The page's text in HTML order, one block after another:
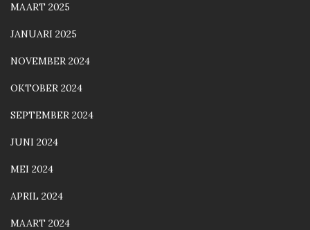
MAART 2025
JANUARI 2025
NOVEMBER 2024
OKTOBER 2024
SEPTEMBER 2024
JUNI 2024
MEI 2024
APRIL 2024
MAART 2024